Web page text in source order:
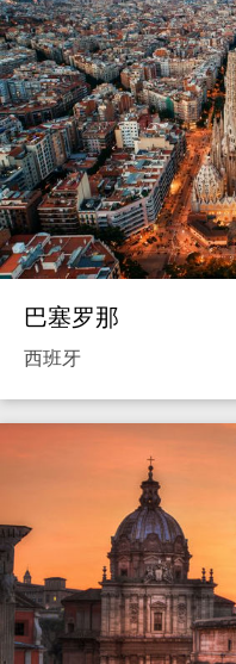
巴塞罗那
西班牙